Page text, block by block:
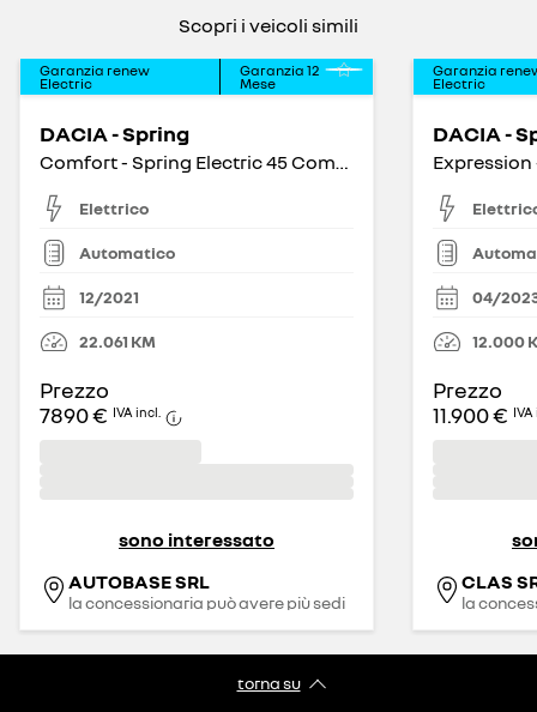
Scopri i veicoli simili
Garanzia renew
Electric
Garanzia 12
Mese
DACIA - Spring
Comfort - Spring Electric 45 Comfort
Elettrico
Automatico
12/2021
22.061 KM
Prezzo
7890 € IVA incl.
sono interessato
AUTOBASE SRL
la concessionaria può avere più sedi
Garanzia
Electric
DACIA -
04/
12.000
Prezzo
11.900 €
CLAS
la
torna su